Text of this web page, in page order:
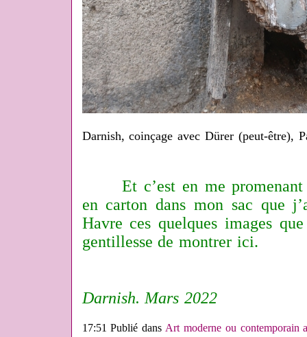
Darnish, coinçage avec Dürer (peut-être),
Et c’est en me promenant
en carton dans mon sac que
Havre ces quelques images
gentillesse de montrer ici.
Darnish. Mars 2022
17:51 Publié dansArt moderne ou contemporain